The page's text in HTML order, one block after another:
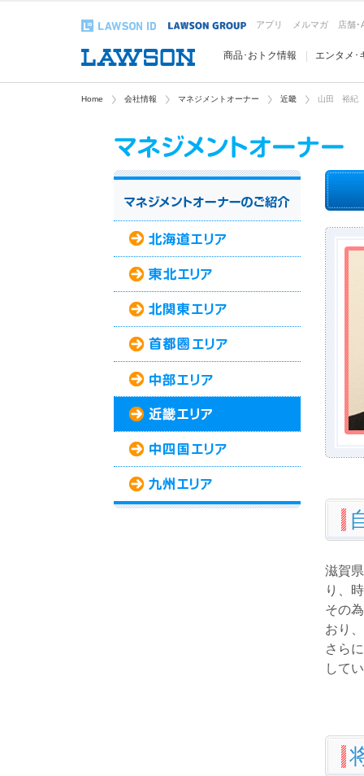
アプリ メルマガ 店舗･
商品･おトク情報 エンタメ･
Home 会社情報 マネジメントオーナー 近畿 山田 裕紀
滋賀
り、
その
おり
さら
して